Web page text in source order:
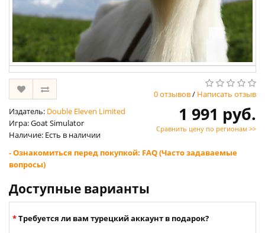
0 отзывов/ Написать отзыв
Издатель: Double Eleven Limited
Игра: Goat Simulator
Наличие: Есть в наличии
1 991 руб.
Сравнить цену по регионам >>
- Ознакомиться перед покупкой: FAQ (Часто задаваемые
вопросы)
Доступные варианты
Требуется ли вам турецкий аккаунт в подарок?